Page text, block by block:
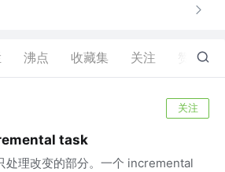
沸点 收藏集 关注 1
关注
task
处理改变的部分。一个 incremental